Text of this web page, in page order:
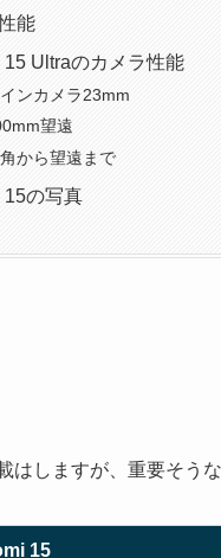
能
15 Ultraのカメラ性能
インカメラ23mm
望遠
から望遠まで
15の写真
はしますが、重要そう
15